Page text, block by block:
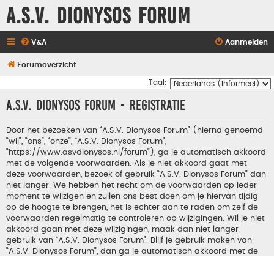
A.S.V. Dionysos Forum
V&A Aanmelden
Forumoverzicht
Taal:
A.S.V. Dionysos Forum - Registratie
Door het bezoeken van “A.S.V. Dionysos Forum” (hierna genoemd
“wij”, “ons”, “onze”, “A.S.V. Dionysos Forum”,
“https://www.asvdionysos.nl/forum”), ga je automatisch akkoord
met de volgende voorwaarden. Als je niet akkoord gaat met
deze voorwaarden, bezoek of gebruik “A.S.V. Dionysos Forum” dan
niet langer. We hebben het recht om de voorwaarden op ieder
moment te wijzigen en zullen ons best doen om je hiervan tijdig
op de hoogte te brengen, het is echter aan te raden om zelf de
voorwaarden regelmatig te controleren op wijzigingen. Wil je niet
akkoord gaan met deze wijzigingen, maak dan niet langer
gebruik van “A.S.V. Dionysos Forum”. Blijf je gebruik maken van
“A.S.V. Dionysos Forum”, dan ga je automatisch akkoord met de